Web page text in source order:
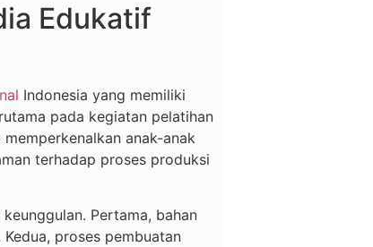
Edukatif
Indonesia yang memiliki
pada kegiatan pelatihan
anak-anak
terhadap proses produksi
Pertama, bahan
proses pembuatan